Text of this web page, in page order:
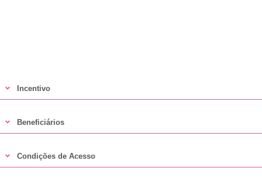
Incentivo
Beneficiários
Condições de Acesso